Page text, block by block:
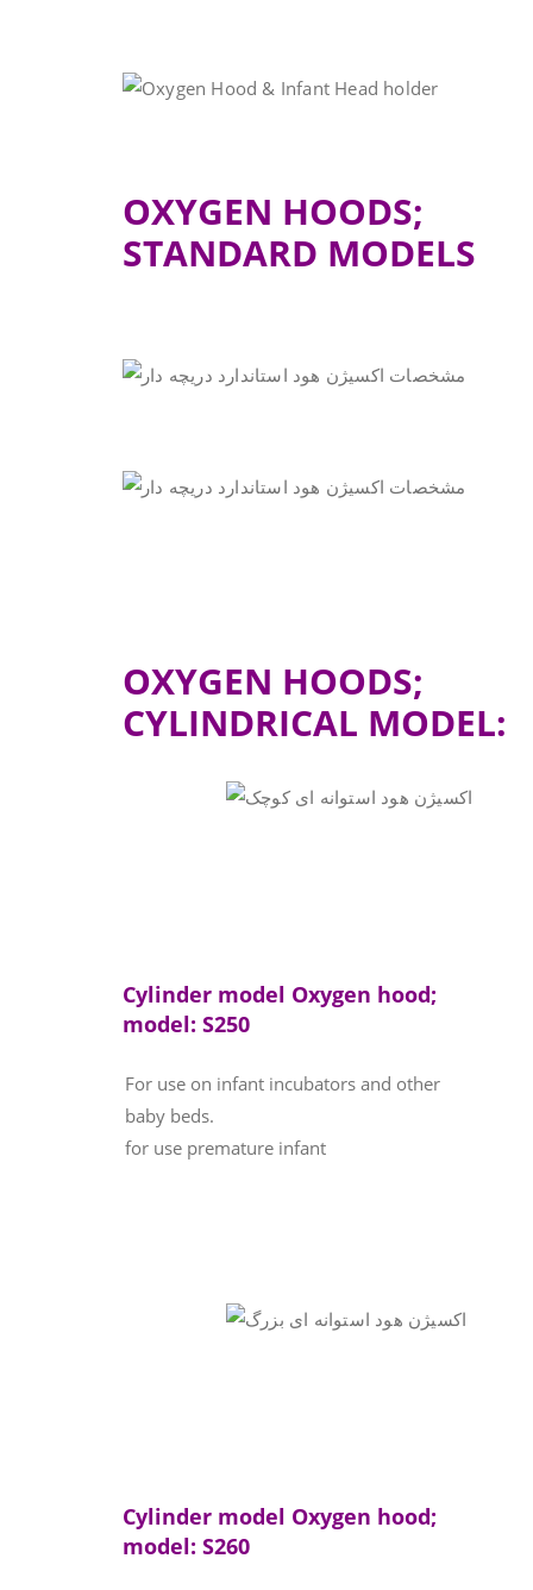
OXYGEN HOODS;
STANDARD MODELS
OXYGEN HOODS;
CYLINDRICAL MODEL:
Cylinder model Oxygen hood;
model: S250
For use on infant incubators and other
baby beds.
for use premature infant
Cylinder model Oxygen hood;
model: S260